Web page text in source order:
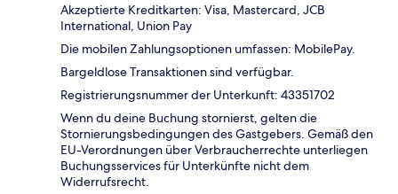
Akzeptierte Kreditkarten: Visa, Mastercard, JCB
International, Union Pay
Die mobilen Zahlungsoptionen umfassen: MobilePay.
Bargeldlose Transaktionen sind verfügbar.
Registrierungsnummer der Unterkunft: 43351702
Wenn du deine Buchung stornierst, gelten die
Stornierungsbedingungen des Gastgebers. Gemäß den
EU-Verordnungen über Verbraucherrechte unterliegen
Buchungsservices für Unterkünfte nicht dem
Widerrufsrecht.